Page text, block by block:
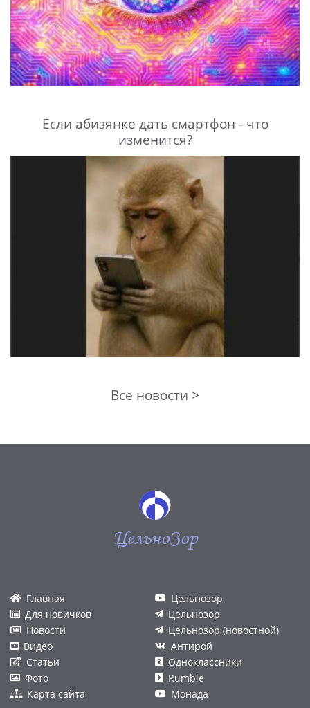
Если абизянке дать смартфон - что
изменится?
Все новости >
ЦельноЗор
Главная
Для новичков
Новости
Видео
Статьи
Фото
Карта сайта
Цельнозор
Цельнозор
Цельнозор (новостной)
Антирой
Одноклассники
Rumble
Монада